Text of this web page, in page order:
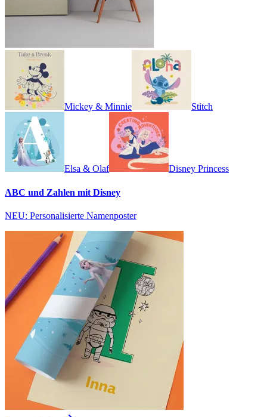
Mickey & Minnie Stitch
Elsa & Olaf Disney Princess
ABC und Zahlen mit Disney
NEU: Personalisierte Namenposter